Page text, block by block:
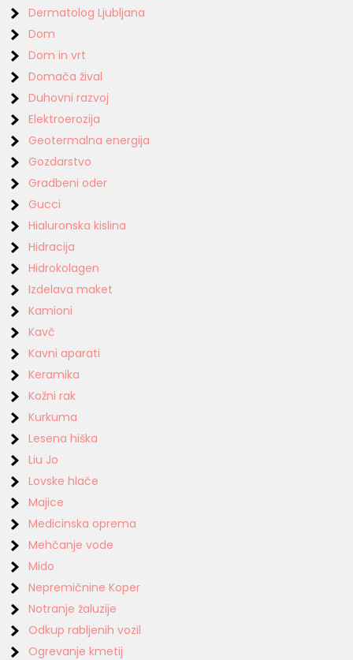
Dermatolog Ljubljana
Dom
Dom in vrt
Domača žival
Duhovni razvoj
Elektroerozija
Geotermalna energija
Gozdarstvo
Gradbeni oder
Gucci
Hialuronska kislina
Hidracija
Hidrokolagen
Izdelava maket
Kamioni
Kavč
Kavni aparati
Keramika
Kožni rak
Kurkuma
Lesena hiška
Liu Jo
Lovske hlače
Majice
Medicinska oprema
Mehčanje vode
Mido
Nepremičnine Koper
Notranje žaluzije
Odkup rabljenih vozil
Ogrevanje kmetij